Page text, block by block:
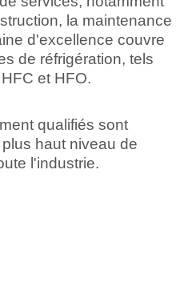
la maintenance
d'excellence couvre
de réfrigération, tels
et HFO.
qualifiés sont
haut niveau de
l'industrie.